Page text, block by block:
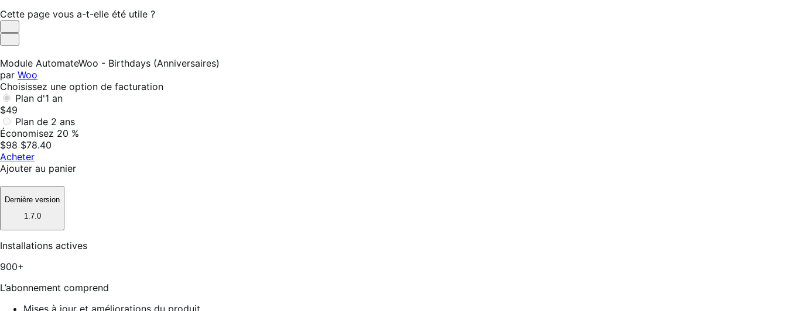
Cette page vous a-t-elle été utile ?
Utile
Pas
Module AutomateWoo - Birthdays (Anniversaires)
par Woo
Choisissez une option de facturation
Plan d'1 an
$49
Plan de 2 ans
Économisez 20 %
$98 $78.40
Acheter
Ajouter au panier
Dernière version
1.7.0
Installations actives
900+
L’abonnement comprend
Mises à jour et améliorations du produit